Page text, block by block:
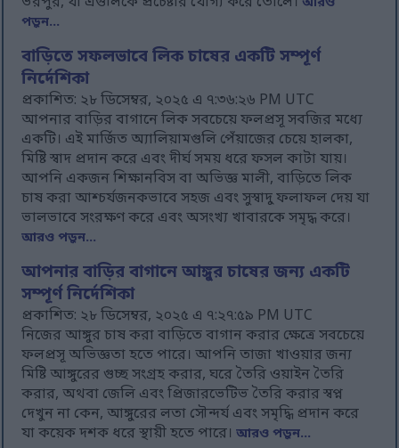
আরও
পড়ুন...
বাড়িতে সফলভাবে লিক চাষের একটি সম্পূর্ণ
নির্দেশিকা
প্রকাশিত: ২৮ ডিসেম্বর, ২০২৫ এ ৭:৩৬:২৬ PM UTC
আপনার বাড়ির বাগানে লিক সবচেয়ে ফলপ্রসূ সবজির মধ্যে
একটি। এই মার্জিত অ্যালিয়ামগুলি পেঁয়াজের চেয়ে হালকা,
মিষ্টি স্বাদ প্রদান করে এবং দীর্ঘ সময় ধরে ফসল কাটা যায়।
আপনি একজন শিক্ষানবিস বা অভিজ্ঞ মালী, বাড়িতে লিক
চাষ করা আশ্চর্যজনকভাবে সহজ এবং সুস্বাদু ফলাফল দেয় যা
ভালভাবে সংরক্ষণ করে এবং অসংখ্য খাবারকে সমৃদ্ধ করে।
আরও পড়ুন...
আপনার বাড়ির বাগানে আঙ্গুর চাষের জন্য একটি
সম্পূর্ণ নির্দেশিকা
প্রকাশিত: ২৮ ডিসেম্বর, ২০২৫ এ ৭:২৭:৫৯ PM UTC
নিজের আঙ্গুর চাষ করা বাড়িতে বাগান করার ক্ষেত্রে সবচেয়ে
ফলপ্রসূ অভিজ্ঞতা হতে পারে। আপনি তাজা খাওয়ার জন্য
মিষ্টি আঙ্গুরের গুচ্ছ সংগ্রহ করার, ঘরে তৈরি ওয়াইন তৈরি
করার, অথবা জেলি এবং প্রিজারভেটিভ তৈরি করার স্বপ্ন
দেখুন না কেন, আঙ্গুরের লতা সৌন্দর্য এবং সমৃদ্ধি প্রদান করে
যা কয়েক দশক ধরে স্থায়ী হতে পারে।আরও পড়ুন...